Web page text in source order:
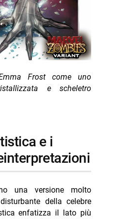
Frost come uno
e scheletro
una versione molto
della celebre
enfatizza il lato più